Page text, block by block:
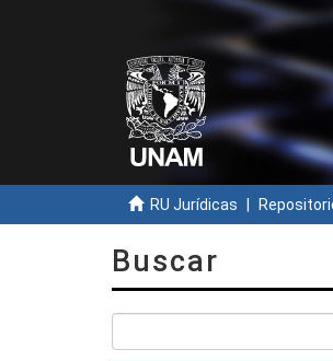
RU Jurídicas
Buscar